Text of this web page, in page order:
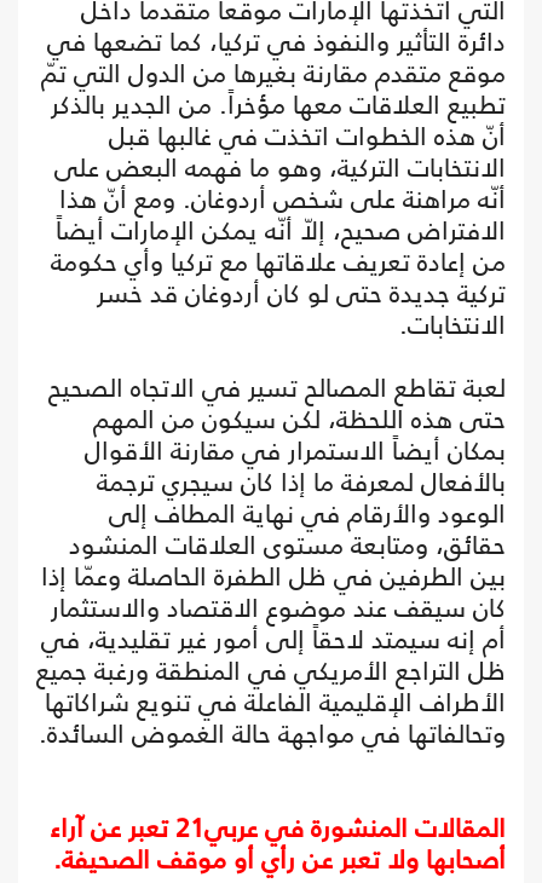
التي اتخذتها الإمارات موقعاً متقدماً داخل
دائرة التأثير والنفوذ في تركيا، كما تضعها في
موقع متقدم مقارنة بغيرها من الدول التي تمّ
تطبيع العلاقات معها مؤخراً. من الجدير بالذكر
أنّ هذه الخطوات اتخذت في غالبها قبل
الانتخابات التركية، وهو ما فهمه البعض على
أنّه مراهنة على شخص أردوغان. ومع أنّ هذا
الافتراض صحيح، إلاّ أنّه يمكن الإمارات أيضاً
من إعادة تعريف علاقاتها مع تركيا وأي حكومة
تركية جديدة حتى لو كان أردوغان قد خسر
الانتخابات.
لعبة تقاطع المصالح تسير في الاتجاه الصحيح
حتى هذه اللحظة، لكن سيكون من المهم
بمكان أيضاً الاستمرار في مقارنة الأقوال
بالأفعال لمعرفة ما إذا كان سيجري ترجمة
الوعود والأرقام في نهاية المطاف إلى
حقائق، ومتابعة مستوى العلاقات المنشود
بين الطرفين في ظل الطفرة الحاصلة وعمّا إذا
كان سيقف عند موضوع الاقتصاد والاستثمار
أم إنه سيمتد لاحقاً إلى أمور غير تقليدية، في
ظل التراجع الأمريكي في المنطقة ورغبة جميع
الأطراف الإقليمية الفاعلة في تنويع شراكاتها
وتحالفاتها في مواجهة حالة الغموض السائدة.
المقالات المنشورة في عربي21 تعبر عن آراء
أصحابها ولا تعبر عن رأي أو موقف الصحيفة.